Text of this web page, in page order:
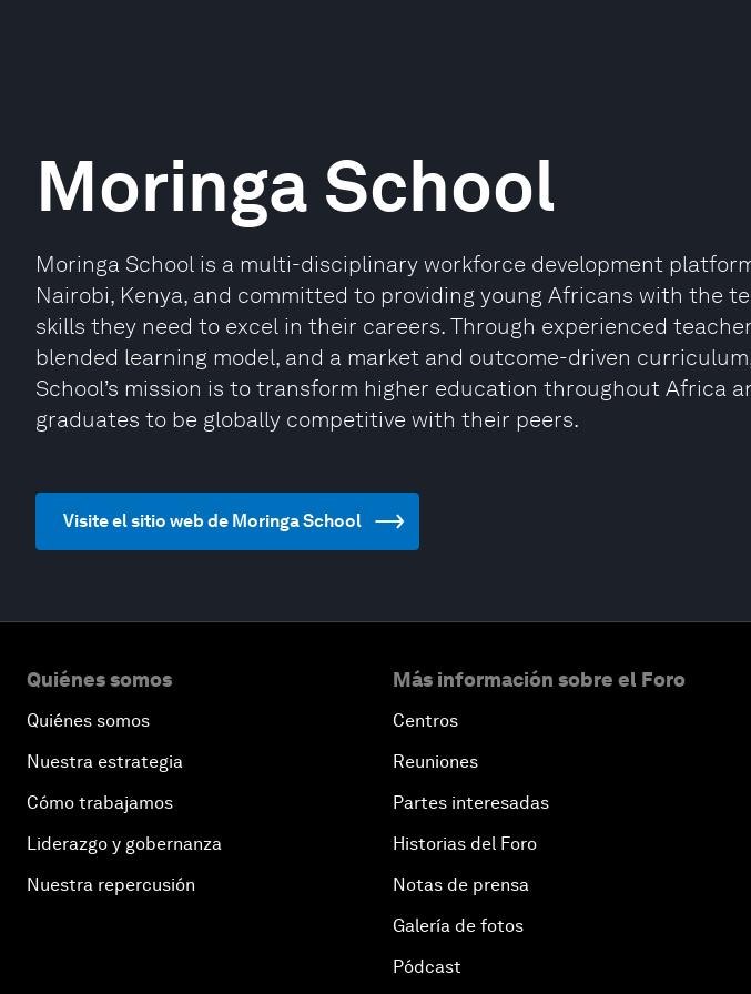
Moringa School
Moringa School is a multi-disciplinary workforce development
Nairobi, Kenya, and committed to providing young Africans with the
skills they need to excel in their careers. Through experienced
blended learning model, and a market and outcome-driven
School’s mission is to transform higher education throughout Africa
graduates to be globally competitive with their peers.
Visite el sitio web de Moringa School
Quiénes somos
Quiénes somos
Nuestra estrategia
Cómo trabajamos
Liderazgo y gobernanza
Nuestra repercusión
Más información sobre el Foro
Centros
Reuniones
Partes interesadas
Historias del Foro
Notas de prensa
Galería de fotos
Pódcast